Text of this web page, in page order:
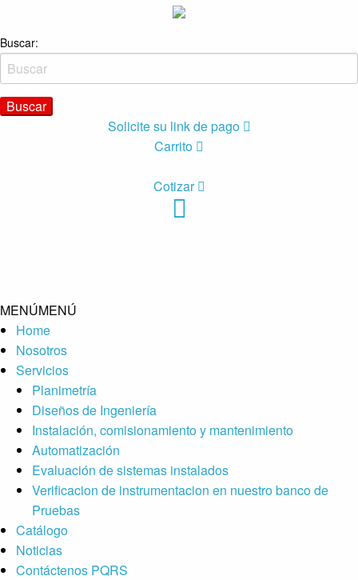
Buscar:
Solicite su link de pago
Carrito
Cotizar
MENÚMENÚ
Home
Nosotros
Servicios
Planimetría
Diseños de Ingeniería
Instalación, comisionamiento y mantenimiento
Automatización
Evaluación de sistemas instalados
Verificacion de instrumentacion en nuestro banco de
Pruebas
Catálogo
Noticias
Contáctenos PQRS